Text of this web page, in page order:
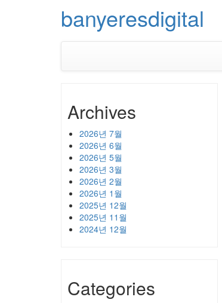
banyeresdigital
Archives
2026년 7월
2026년 6월
2026년 5월
2026년 3월
2026년 2월
2026년 1월
2025년 12월
2025년 11월
2024년 12월
Categories